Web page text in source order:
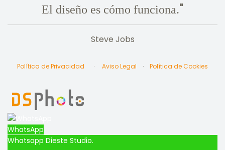
El diseño es cómo funciona."
Steve Jobs
Política de Privacidad · Aviso Legal · Política de Cookies
WhatsApp
Whatsapp Dieste Studio.